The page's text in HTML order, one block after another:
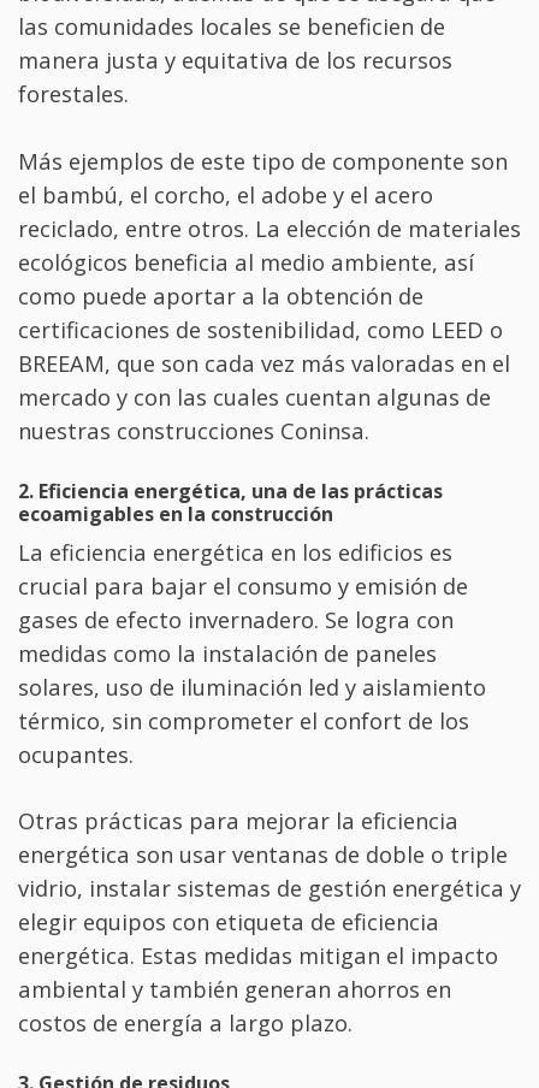
las comunidades locales se beneficien de
manera justa y equitativa de los recursos
forestales.
Más ejemplos de este tipo de componente son
el bambú, el corcho, el adobe y el acero
reciclado, entre otros. La elección de materiales
ecológicos beneficia al medio ambiente, así
como puede aportar a la obtención de
certificaciones de sostenibilidad, como LEED o
BREEAM, que son cada vez más valoradas en el
mercado y con las cuales cuentan algunas de
nuestras construcciones Coninsa.
2. Eficiencia energética, una de las prácticas
ecoamigables en la construcción
La eficiencia energética en los edificios es
crucial para bajar el consumo y emisión de
gases de efecto invernadero. Se logra con
medidas como la instalación de paneles
solares, uso de iluminación led y aislamiento
térmico, sin comprometer el confort de los
ocupantes.
Otras prácticas para mejorar la eficiencia
energética son usar ventanas de doble o triple
vidrio, instalar sistemas de gestión energética y
elegir equipos con etiqueta de eficiencia
energética. Estas medidas mitigan el impacto
ambiental y también generan ahorros en
costos de energía a largo plazo.